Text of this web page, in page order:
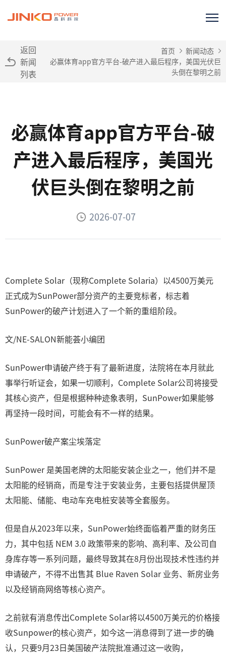
返回
新闻
列表
首页
新闻动态
必赢体育app官方平台-破产进入最后程序，美国光伏巨
头倒在黎明之前
必赢体育app官方平台-破
产进入最后程序，美国光
伏巨头倒在黎明之前
2026-07-07
Complete Solar（现称Complete Solaria）以4500万美元
正式成为SunPower部分资产的主要竞标者，标志着
SunPower的破产计划进入了一个新的重组阶段。
文/NE-SALON新能荟小编团
SunPower申请破产终于有了最新进度，法院将在本月就此
事举行听证会，如果一切顺利，Complete Solar公司将接受
其核心资产，但是根据种种迹象表明，SunPower如果能够
再坚持一段时间，可能会有不一样的结果。
SunPower破产案尘埃落定
SunPower 是美国老牌的太阳能安装企业之一，他们并不是
太阳能的经销商，而是专注于安装业务，主要包括提供屋顶
太阳能、储能、电动车充电桩安装等全套服务。
但是自从2023年以来，SunPower始终面临着严重的财务压
力，其中包括 NEM 3.0 政策带来的影响、高利率、及公司自
身库存等一系列问题，最终导致其在8月份出现技术性违约并
申请破产，不得不出售其 Blue Raven Solar 业务、新房业务
以及经销商网络等核心资产。
之前就有消息传出Complete Solar将以4500万美元的价格接
收Sunpower的核心资产，如今这一消息得到了进一步的确
认，只要9月23日美国破产法院批准通过这一收购，